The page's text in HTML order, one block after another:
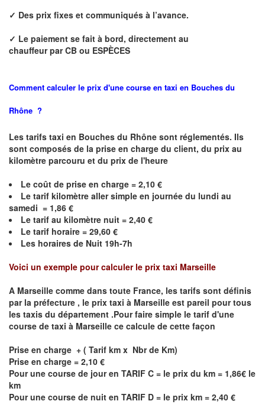
✓ Des prix fixes et communiqués à l’avance.
✓ Le paiement se fait à bord, directement au
chauffeurpar CB ou ESPÈCES
Comment calculer le prix d'une course en taxi en Bouches du
Rhône ?
Les tarifs taxi en Bouches du Rhône sont réglementés. Ils
sont composés de la prise en charge du client, du prix au
kilomètre parcouru et du prix de l'heure
Le coût de prise en charge = 2,10 €
Le tarif kilomètre aller simple en journée du lundi au
samedi = 1,86 €
Le tarif au kilomètre nuit = 2,40 €
Le tarif horaire = 29,60 €
Les horaires de Nuit 19h-7h
Voici un exemple pour calculer le prix taxi Marseille
A Marseille comme dans toute France, les tarifs sont définis
par la préfecture , le prix taxi à Marseille est pareil pour tous
les taxis du département .Pour faire simple le tarif d'une
course de taxi à Marseille ce calcule de cette façon
Prise en charge + ( Tarif km x Nbr de Km)
Prise en charge = 2,10 €
Pour une course de jour en TARIF C = le prix du km = 1,86€ le
km
Pour une course de nuit en TARIF D = le prix km = 2,40 €